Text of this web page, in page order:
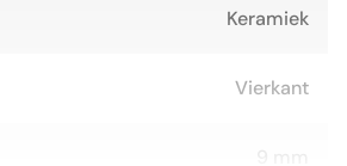
Keramiek
Vierkant